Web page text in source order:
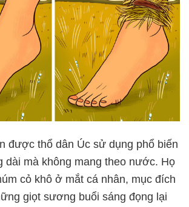
được thổ dân Úc sử dụng phổ biến
dài mà không mang theo nước. Họ
cỏ khô ở mắt cá nhân, mục đích
giọt sương buổi sáng đọng lại